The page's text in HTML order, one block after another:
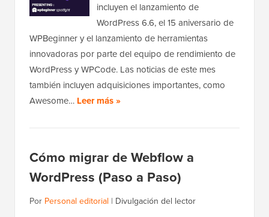
incluyen el lanzamiento de
WordPress 6.6, el 15 aniversario de
WPBeginner y el lanzamiento de herramientas
innovadoras por parte del equipo de rendimiento de
WordPress y WPCode. Las noticias de este mes
también incluyen adquisiciones importantes, como
Awesome… Leer más »
Cómo migrar de Webflow a
WordPress (Paso a Paso)
Por Personal editorial | Divulgación del lector